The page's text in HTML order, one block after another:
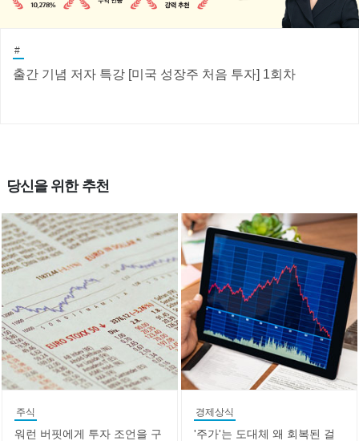
#
출간 기념 저자 특강 [미국 성장주 처음 투자] 1회차
당신을 위한 추천
주식
워런 버핏에게 투자 조언을 구
경제상식
'주가'는 도대체 왜 회복된 걸